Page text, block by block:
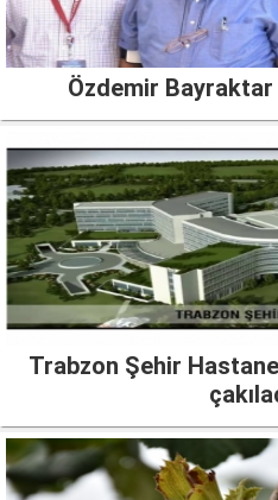
Özdemir Bayraktar
Trabzon Şehir